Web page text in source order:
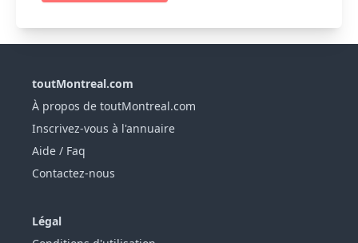
toutMontreal.com
À propos de toutMontreal.com
Inscrivez-vous à l'annuaire
Aide / Faq
Contactez-nous
Légal